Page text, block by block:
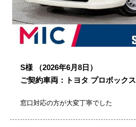
S様
（2026年6月8日）
ご契約車両：トヨタ プロボックス
窓口対応の方が大変丁寧でした